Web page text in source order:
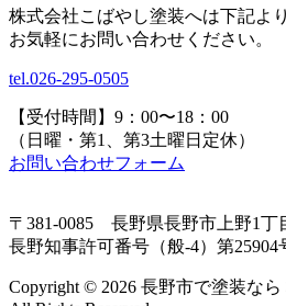
株式会社こばやし塗装へは下記より
お気軽にお問い合わせください。
tel.026-295-0505
【受付時間】9：00〜18：00
（日曜・第1、第3土曜日定休）
お問い合わせフォーム
〒381-0085 長野県長野市上野1丁
長野知事許可番号（般-4）第25904
Copyright © 2026 長野市で塗装な